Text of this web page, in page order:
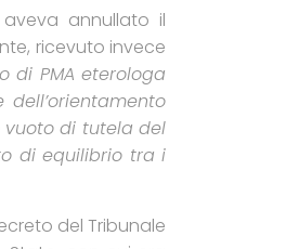
annullato il
ricevuto invece
di PMA eterologa
vuoto di tutela del
di equilibrio tra i
del Tribunale